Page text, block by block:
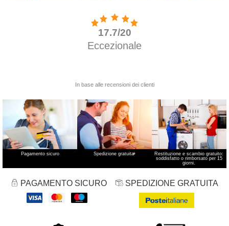
Pagamento sicuro Spedizione gratuita*
Restituzione e scambio gratuito:
soddisfatto o rimborsato per 15
giorni.
PAGAMENTO SICURO SPEDIZIONE GRATUITA